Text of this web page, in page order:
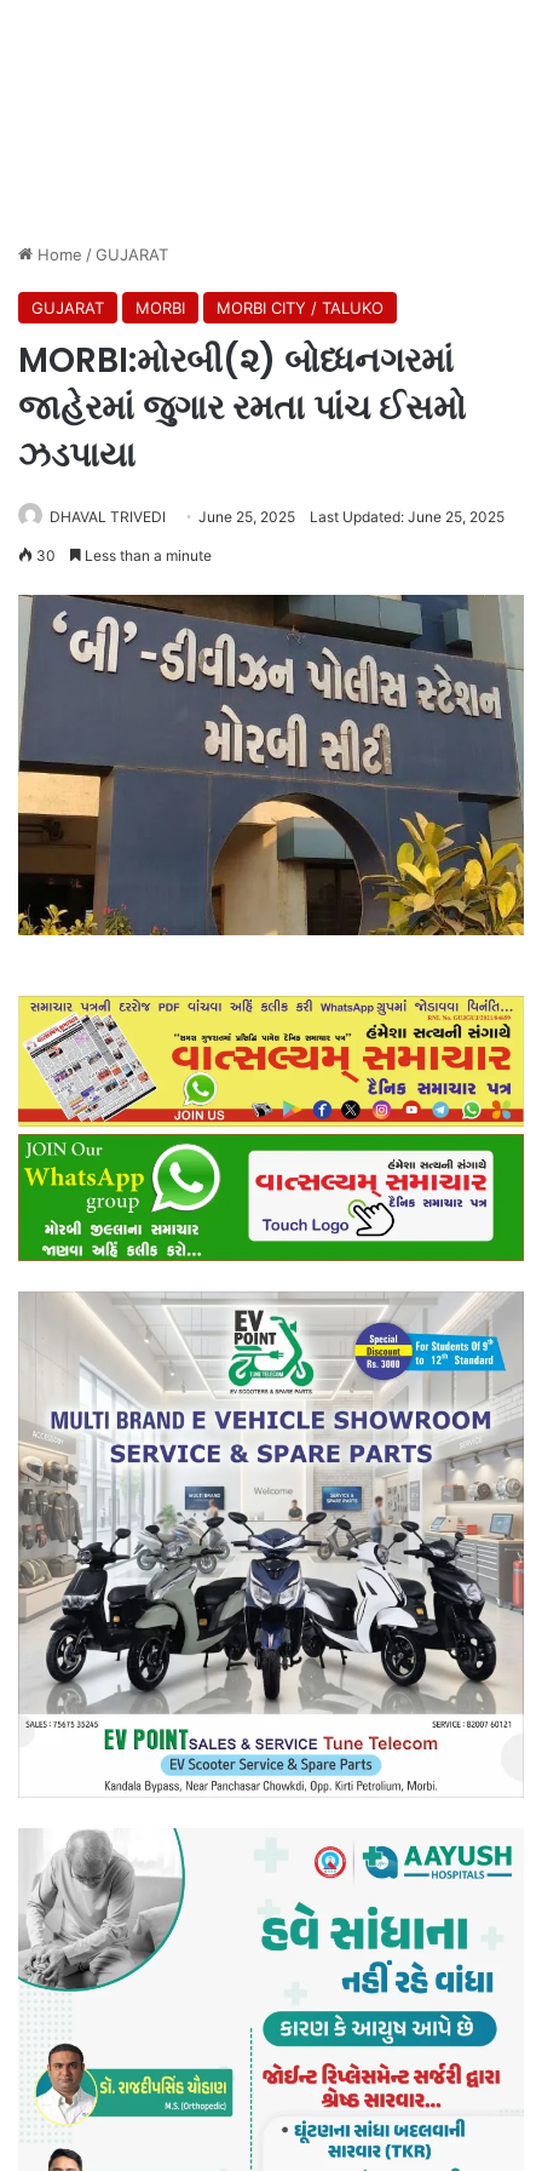
Home /GUJARAT
GUJARAT MORBI MORBI CITY / TALUKO
MORBI:મોરબી(૨) બોધ્ધનગરમાં
જાહેરમાં જુગાર રમતા પાંચ ઈસમો
ઝડપાયા
DHAVAL TRIVEDI June 25, 2025 Last Updated: June 25, 2025
30 Less than a minute